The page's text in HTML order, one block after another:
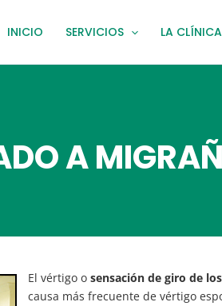
INICIO SERVICIOS LA CLÍNICA
A
El vértigo o sensación de giro de
causa más frecuente de vértigo